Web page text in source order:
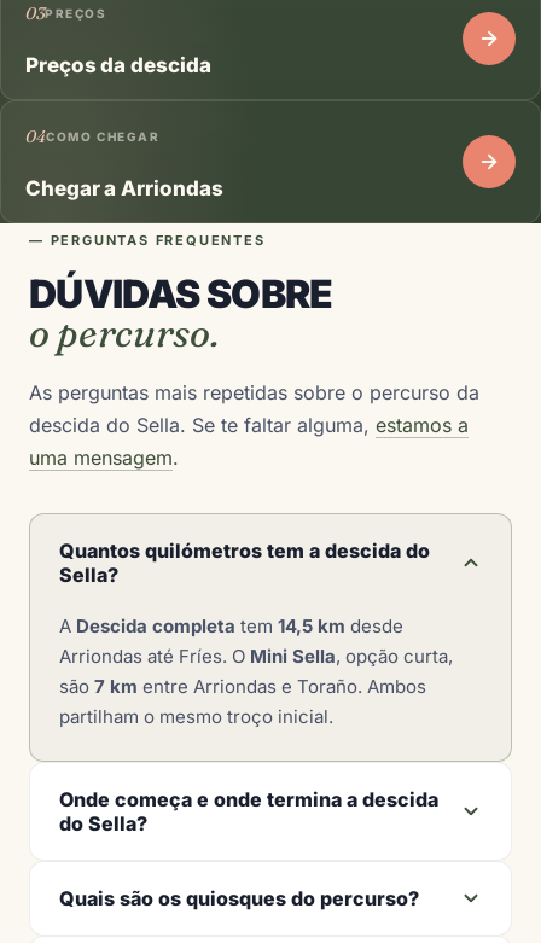
03PREÇOS
Preços da descida
04COMO CHEGAR
Chegar a Arriondas
— PERGUNTAS FREQUENTES
DÚVIDAS SOBRE
o percurso.
As perguntas mais repetidas sobre o percurso da
descida do Sella. Se te faltar alguma, estamos a
uma mensagem.
Quantos quilómetros tem a descida do
Sella?
A Descida completa tem 14,5 km desde
Arriondas até Fríes. O Mini Sella, opção curta,
são 7 km entre Arriondas e Toraño. Ambos
partilham o mesmo troço inicial.
Onde começa e onde termina a descida
do Sella?
Quais são os quiosques do percurso?